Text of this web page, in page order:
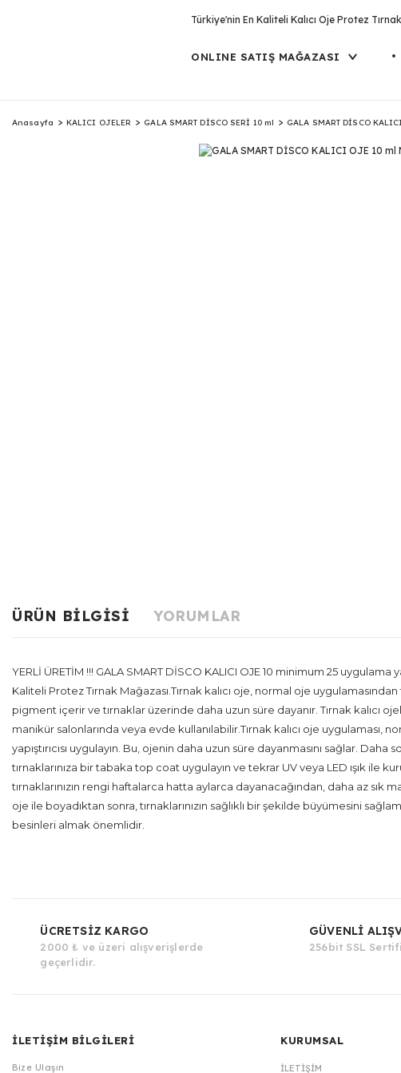
Türkiye'nin En Kaliteli Kalıcı Oje Protez
ONLINE SATIŞ MAĞAZASI
Anasayfa KALICI OJELER GALA SMART DİSCO SERİ 10 ml GALA SMART DİSCO
ÜRÜN BILGISI YORUMLAR
YERLİ ÜRETİM !!! GALA SMART DİSCO KALICI OJE 10 minimum 25
Kaliteli Protez Tırnak Mağazası.Tırnak kalıcı oje, normal oje
pigment içerir ve tırnaklar üzerinde daha uzun süre dayanır. Tırnak kalıcı
manikür salonlarında veya evde kullanılabilir.Tırnak kalıcı oje uygulaması,
yapıştırıcısı uygulayın. Bu, ojenin daha uzun süre dayanmasını sağlar.
tırnaklarınıza bir tabaka top coat uygulayın ve tekrar UV veya LED ışık ile
tırnaklarınızın rengi haftalarca hatta aylarca dayanacağından, daha az sık
oje ile boyadıktan sonra, tırnaklarınızın sağlıklı bir şekilde büyümesini
besinleri almak önemlidir.
ÜCRETSİZ KARGO
2000 ₺ ve üzeri alışverişlerde
geçerlidir.
GÜVENLİ
256bit SSL
İLETİŞİM BİLGİLERİ
Bize Ulaşın
KURUMSAL
İLETIŞIM